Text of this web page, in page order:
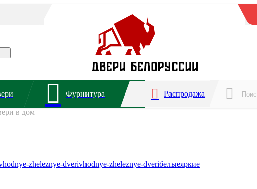
Фурнитура Распродажа
в дом
zheleznye-dverivhodnye-zheleznye-dveriбелыеяркие